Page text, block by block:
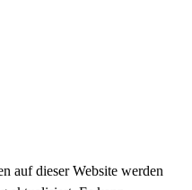
auf dieser Website werden